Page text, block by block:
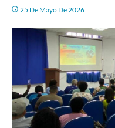
25 De Mayo De 2026